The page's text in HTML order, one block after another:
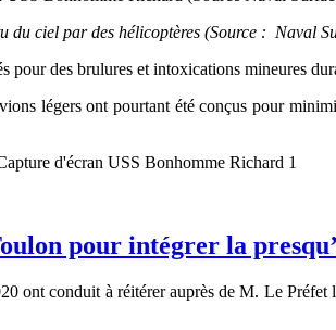
du ciel par des hélicoptères (Source : Naval
pour des brulures et intoxications mineures
légers ont pourtant été conçus pour
pour intégrer la
ont conduit à réitérer auprès de M. Le